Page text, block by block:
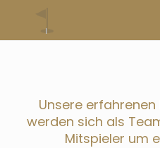
Unsere
werden sich als
Mitspieler um